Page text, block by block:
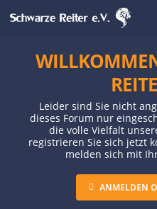
Leider sind Sie nicht
dieses Forum nur
die volle Vielfalt
registrieren Sie sich jetzt
melden sich mit
ANMELDEN